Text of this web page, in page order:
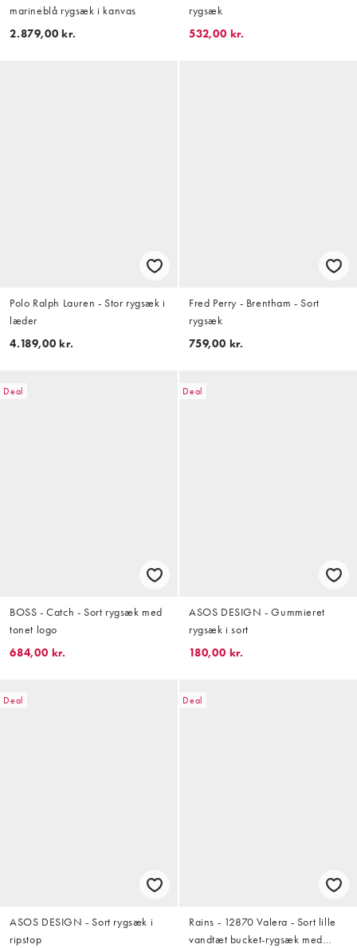
marineblå rygsæk i kanvas
2.879,00 kr.
rygsæk
532,00 kr.
Polo Ralph Lauren - Stor rygsæk i
læder
4.189,00 kr.
Fred Perry - Brentham - Sort
rygsæk
759,00 kr.
Deal
BOSS - Catch - Sort rygsæk med
tonet logo
684,00 kr.
Deal
ASOS DESIGN - Gummieret
rygsæk i sort
180,00 kr.
Deal
ASOS DESIGN - Sort rygsæk i
ripstop
Deal
Rains - 12870 Valera - Sort lille
vandtæt bucket-rygsæk med